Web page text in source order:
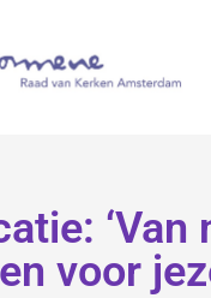
voor